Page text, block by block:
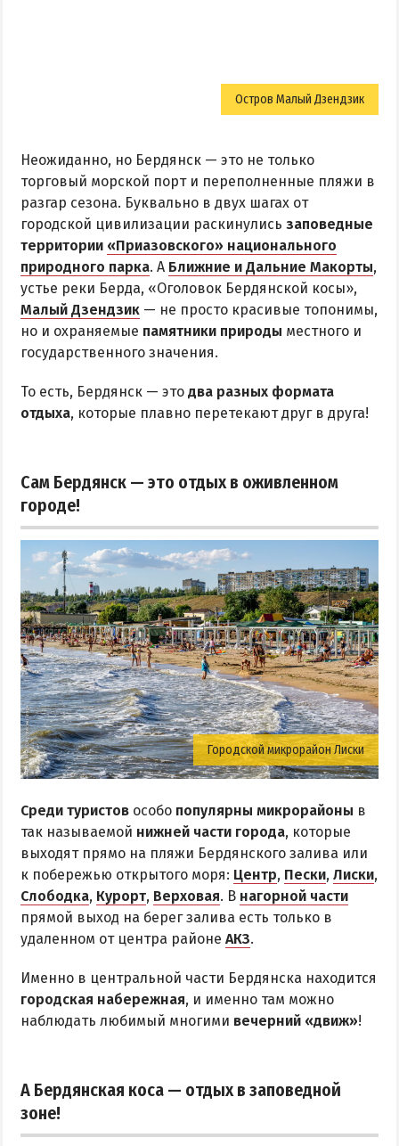
Остров Малый Дзендзик
Неожиданно, но Бердянск — это не только
торговый морской порт и переполненные пляжи в
разгар сезона. Буквально в двух шагах от
городской цивилизации раскинулись заповедные
территории «Приазовского» национального
природного парка. А Ближние и Дальние Макорты,
устье реки Берда, «Оголовок Бердянской косы»,
Малый Дзендзик — не просто красивые топонимы,
но и охраняемые памятники природы местного и
государственного значения.
То есть, Бердянск — это два разных формата
отдыха, которые плавно перетекают друг в друга!
Сам Бердянск — это отдых в оживленном
городе!
Городской микрорайон Лиски
Среди туристов особо популярны микрорайоны в
так называемой нижней части города, которые
выходят прямо на пляжи Бердянского залива или
к побережью открытого моря: Центр, Пески, Лиски,
Слободка, Курорт, Верховая. В нагорной части
прямой выход на берег залива есть только в
удаленном от центра районе АКЗ.
Именно в центральной части Бердянска находится
городская набережная, и именно там можно
наблюдать любимый многими вечерний «движ»!
А Бердянская коса — отдых в заповедной
зоне!